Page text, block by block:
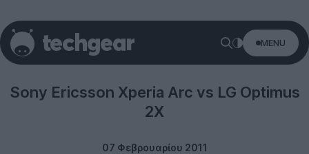
MENU
Sony Ericsson
Sony Ericsson Xperia Arc vs LG Optimus
2X
07 Φεβρουαρίου 2011